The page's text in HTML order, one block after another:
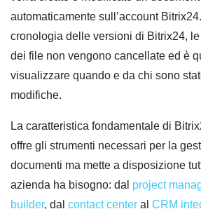
automaticamente sull’account
cronologia delle versioni di Bitrix24,
dei file non vengono cancellate ed è
visualizzare quando e da chi sono
modifiche.
La caratteristica fondamentale di
offre gli strumenti necessari per la
documenti ma mette a disposizione
azienda ha bisogno: dal project
builder, dal contact center al CRM